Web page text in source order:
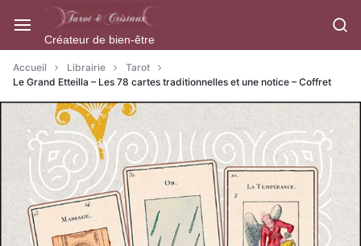
à/au
contenu
Créateur de bien-être
Accueil Librairie
Tarot
Le Grand Etteilla – Les 78 cartes traditionnelles et une notice – Coffret